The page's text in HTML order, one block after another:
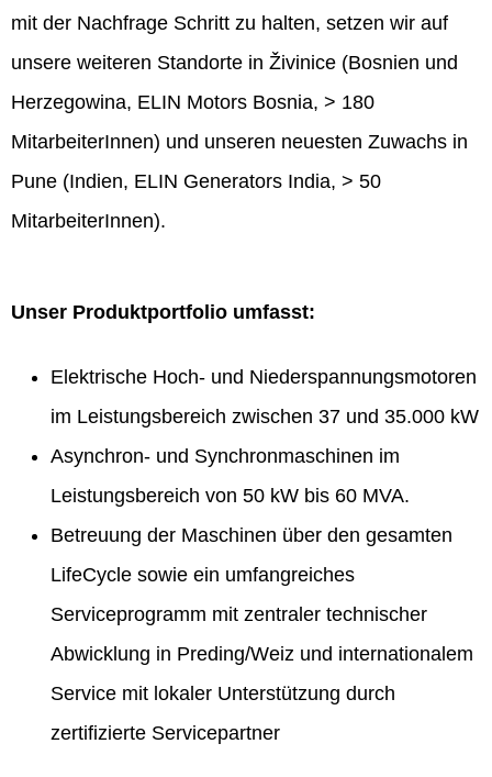
mit der Nachfrage Schritt zu halten, setzen wir auf
unsere weiteren Standorte in Živinice (Bosnien und
Herzegowina, ELIN Motors Bosnia, > 180
MitarbeiterInnen) und unseren neuesten Zuwachs in
Pune (Indien, ELIN Generators India, > 50
MitarbeiterInnen).
Unser Produktportfolio umfasst:
Elektrische Hoch- und Niederspannungsmotoren
im Leistungsbereich zwischen 37 und 35.000 kW
Asynchron- und Synchronmaschinen im
Leistungsbereich von 50 kW bis 60 MVA.
Betreuung der Maschinen über den gesamten
LifeCycle sowie ein umfangreiches
Serviceprogramm mit zentraler technischer
Abwicklung in Preding/Weiz und internationalem
Service mit lokaler Unterstützung durch
zertifizierte Servicepartner